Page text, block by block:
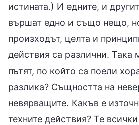
истината.) И едните, и
вършат едно и също нещо,
произходът, целта и
действия са различни. Така
пътят, по който са поели
разлика? Същността на
невярващите. Какъв е
техните действия? Те